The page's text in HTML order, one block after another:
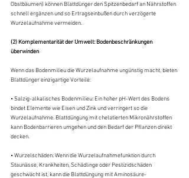
Obstbäumen) können Blattdünger den Spitzenbedarf an Nährstoffen
schnell ergänzen und so Ertragseinbußen durch verzögerte
Wurzelaufnahme vermeiden.
(2) Komplementarität der Umwelt: Bodenbeschränkungen
überwinden
Wenn das Bodenmilieu die Wurzelaufnahme ungünstig macht, bieten
Blattdünger einzigartige Vorteile:
• Salzig-alkalisches Bodenmilieu: Ein hoher pH-Wert des Bodens
bindet Elemente wie Eisen und Zink und verringert so die
Wurzelaufnahme. Blattdüngung mit chelatierten Mikronährstoffen
kann Bodenbarrieren umgehen und den Bedarf der Pflanzen direkt
decken.
• Wurzelschäden: Wenn die Wurzelaufnahmefunktion durch
Staunässe, Krankheiten, Schädlinge oder Pestizidschäden
geschwächt ist, kann die Blattdüngung mit Aminosäure-